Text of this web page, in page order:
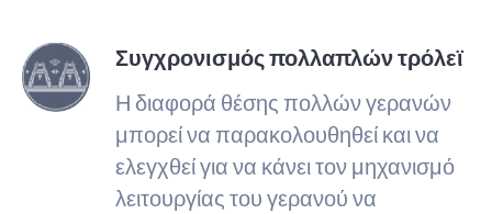
Συγχρονισμός πολλαπλών τρόλεϊ
Η διαφορά θέσης πολλών γερανών
μπορεί να παρακολουθηθεί και να
ελεγχθεί για να κάνει τον μηχανισμό
λειτουργίας του γερανού να